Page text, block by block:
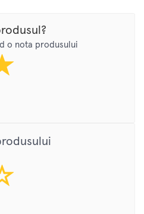
o nota produsului